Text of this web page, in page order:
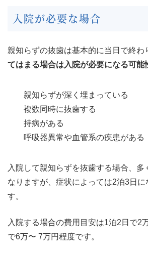
入院が必要な場合
親知らずの抜歯は基本的に当日で終わ
てはまる場合は入院が必要になる可能
親知らずが深く埋まっている
複数同時に抜歯する
持病がある
呼吸器異常や血管系の疾患があ
入院して親知らずを抜歯する場合、多
なりますが、症状によっては2泊3日に
す。
入院する場合の費用目安は1泊2日で2
で6万〜 7万円程度です。